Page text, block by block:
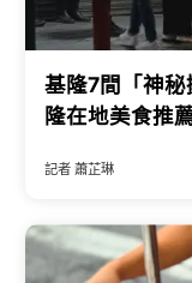
基隆7間「神
隆在地美食推
記者 蕭芷琳